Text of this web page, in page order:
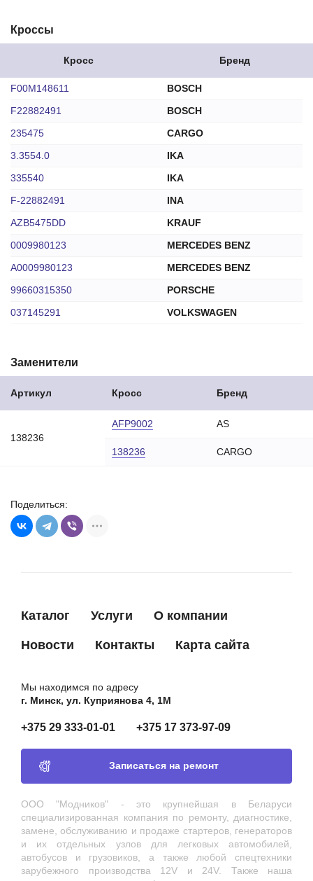
Кроссы
Кросс Бренд
F00M148611
BOSCH
F22882491
BOSCH
235475
CARGO
3.3554.0
IKA
335540
IKA
F-22882491
INA
AZB5475DD
KRAUF
0009980123
MERCEDES BENZ
A0009980123
MERCEDES BENZ
99660315350
PORSCHE
037145291
VOLKSWAGEN
Заменители
Артикул Кросс Бренд
138236
AFP9002 AS
138236 CARGO
Поделиться:
Каталог Услуги О компании
Новости Контакты Карта сайта
Мы находимся по адресу
г. Минск, ул. Куприянова 4, 1М
+375 29 333-01-01 +375 17 373-97-09
Записаться на ремонт
ООО "Модников" - это крупнейшая в Беларуси
специализированная компания по ремонту, диагностике,
замене, обслуживанию и продаже стартеров, генераторов
и их отдельных узлов для легковых автомобилей,
автобусов и грузовиков, а также любой спецтехники
зарубежного производства 12V и 24V. Также наша